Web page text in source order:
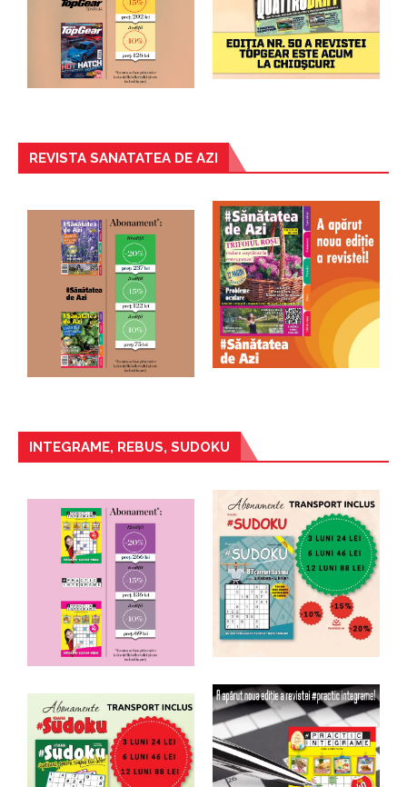
REVISTA SANATATEA DE AZI
INTEGRAME, REBUS, SUDOKU